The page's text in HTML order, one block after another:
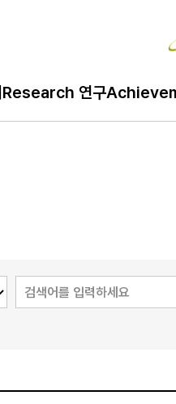
Research 연구